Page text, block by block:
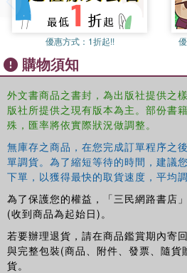
#67: The Chocolate Chase
#68: Cyber-thief Showdown
#69: Hug a Tree, Geronimo
#70: The Phantom Bandit (Geronimo
優惠方式： 1折起!!
購物須知
外文書商品之書封，為出版社提供之
版社所提供之現有版本為主。部份書
殊，匯率將依實際狀況做調整。
無庫存之商品，在您完成訂單程序之
單調貨。為了縮短等待的時間，建議
下單，以獲得最快的取貨速度，平均
為了保護您的權益，「三民網路書店」
(收到商品為起始日)。
若要辦理退貨，請在商品鑑賞期內寄
與完整包裝(商品、附件、發票、隨貨
貨。